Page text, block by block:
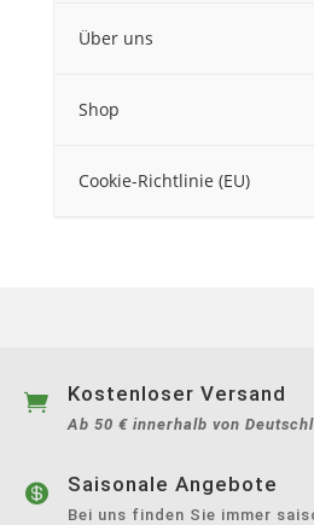
Über uns
Shop
Cookie-Richtlinie (EU)
 Kostenloser Versand
Ab 50 € innerhalb von
 Saisonale Angebote
Bei uns finden Sie immer